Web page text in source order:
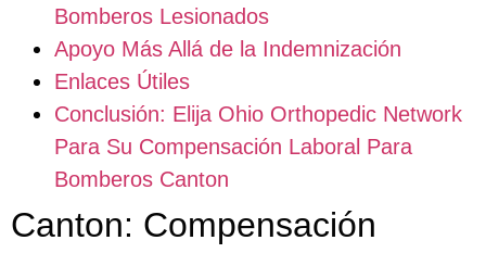
Bomberos Lesionados
Apoyo Más Allá de la Indemnización
Enlaces Útiles
Conclusión: Elija Ohio Orthopedic Network
Para Su Compensación Laboral Para
Bomberos Canton
Canton: Compensación